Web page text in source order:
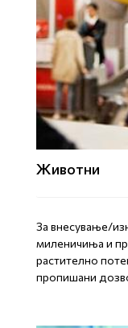
Животни
За внесување/
миленичиња и
растително
пропишани